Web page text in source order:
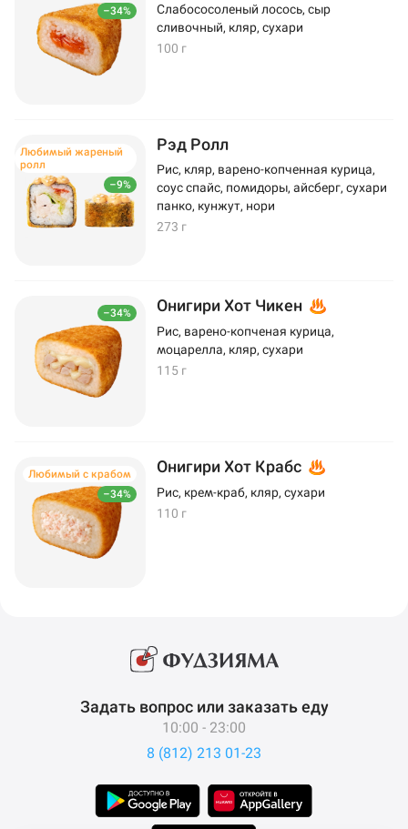
–34%
Слабососоленый лосось, сыр
сливочный, кляр, сухари
100 г
–9%
Любимый жареный
ролл
Рэд Ролл
Рис, кляр, варено-копченная курица,
соус спайс, помидоры, айсберг, сухари
панко, кунжут, нори
273 г
–34% Онигири Хот Чикен
Рис, варено-копченая курица,
моцарелла, кляр, сухари
115 г
–34%
Любимый с крабом Онигири Хот Крабс
Рис, крем-краб, кляр, сухари
110 г
Задать вопрос или заказать еду
10:00 - 23:00
8 (812) 213 01-23